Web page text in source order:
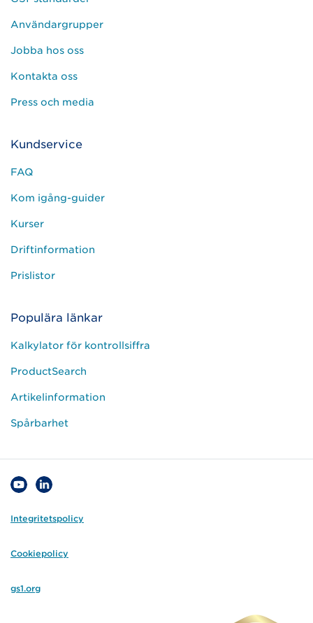
Användargrupper
Jobba hos oss
Kontakta oss
Press och media
Kundservice
FAQ
Kom igång-guider
Kurser
Driftinformation
Prislistor
Populära länkar
Kalkylator för kontrollsiffra
ProductSearch
Artikelinformation
Spårbarhet
Integritetspolicy
Cookiepolicy
gs1.org